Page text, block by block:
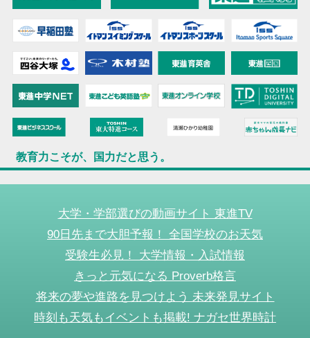
教育力こそが、国力だと思う。
大学・学部選びの動画サイト 東進TV
90日先まで大胆予報！ 全国学校のお天気
受験生必見！ 大学情報・入試情報
きっと元気になる Proverb格言
将来の夢や進路を見つけよう 未来発見サイト
時刻も天気もイベントも掲載! ナガセ世界時計